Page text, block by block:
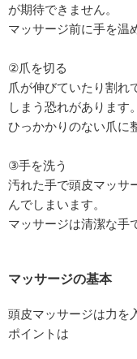
が期待できません。
マッサージ前に手を温
②爪を切る
爪が伸びていたり割れ
しまう恐れがあります。
ひっかかりのない爪に
③手を洗う
汚れた手で頭皮マッサ
んでしまいます。
マッサージは清潔な手
マッサージの基本
頭皮マッサージは力を
ポイントは